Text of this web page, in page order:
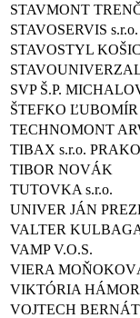
STAVMONT
STAVOSERVIS s.r.o.
STAVOSTYL
STAVOUNIVERZAL
SVP Š.P.
ŠTEFKO ĽUBOMÍR
TECHNOMONT
TIBAX s.r.o.
TIBOR NOVÁK
TUTOVKA s.r.o.
UNIVER JÁN
VALTER
VAMP V.O.S.
VIERA
VIKTÓRIA HÁMOR
VOJTECH BERNÁT